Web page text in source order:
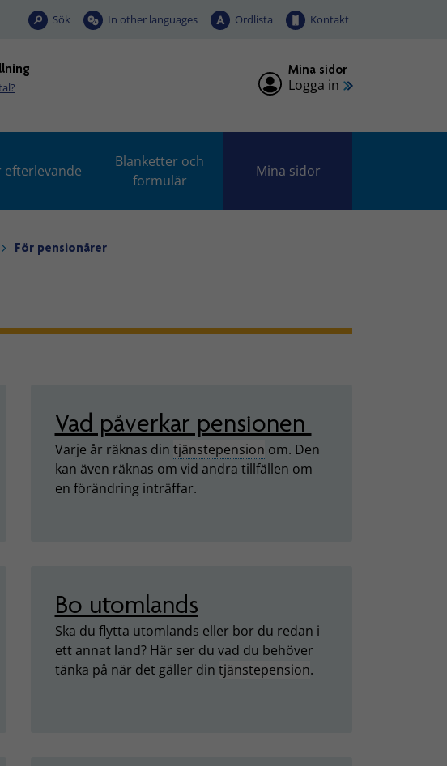
Sök In other languages Ordlista Kontakt
Mina sidor
Logga in
efterlevande
Blanketter och
formulär
Mina sidor
För pensionärer
Vad påverkar pensionen
Varje år räknas din tjänstepension om. Den
kan även räknas om vid andra tillfällen om
en förändring inträffar.
Bo utomlands
Ska du flytta utomlands eller bor du redan i
ett annat land? Här ser du vad du behöver
tänka på när det gäller din tjänstepension.